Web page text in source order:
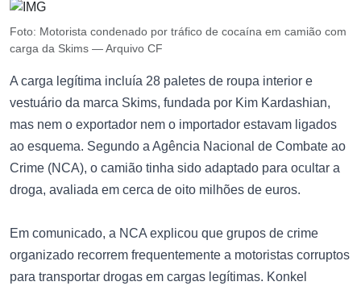
Foto: Motorista condenado por tráfico de cocaína em camião com
carga da Skims — Arquivo CF
A carga legítima incluía 28 paletes de roupa interior e
vestuário da marca Skims, fundada por Kim Kardashian,
mas nem o exportador nem o importador estavam ligados
ao esquema. Segundo a Agência Nacional de Combate ao
Crime (NCA), o camião tinha sido adaptado para ocultar a
droga, avaliada em cerca de oito milhões de euros.
Em comunicado, a NCA explicou que grupos de crime
organizado recorrem frequentemente a motoristas corruptos
para transportar drogas em cargas legítimas. Konkel